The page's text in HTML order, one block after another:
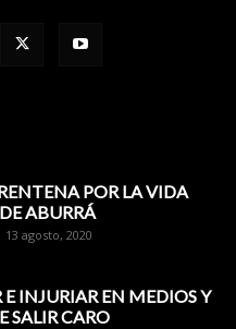
POR LA VIDA
ABURRÁ
13 agosto, 2020
INJURIAR EN MEDIOS Y
SALIR CARO